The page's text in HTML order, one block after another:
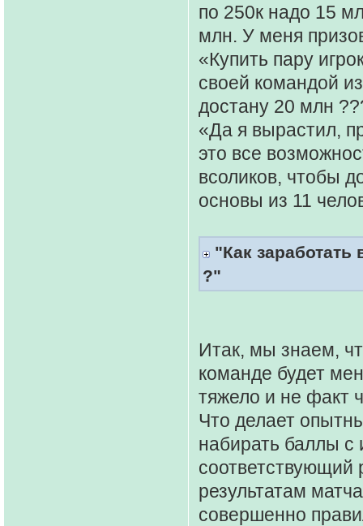
по 250к надо 15
млн. У меня
«Купить пару
своей командой
достану 20 млн
«Да я вырастил,
это все
всоликов, чтобы
основы из 11
"Как
?"
Итак, мы знаем,
команде будет
тяжело и не факт
Что делает
набирать баллы с
соответствующий
результатам
совершенно